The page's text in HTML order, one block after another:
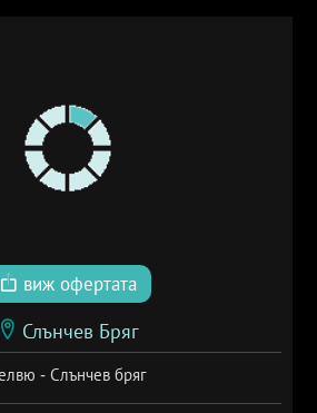
виж офертата
Слънчев Бряг
- Слънчев бряг